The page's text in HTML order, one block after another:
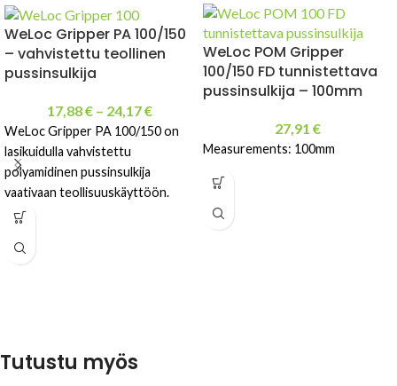
WeLoc Gripper PA 100/150
– vahvistettu teollinen
pussinsulkija
17,88€ – 24,17€
WeLoc Gripper PA 100/150 on
lasikuidulla vahvistettu
polyamidinen pussinsulkija
vaativaan teollisuuskäyttöön.
Kestävä, uudelleenkäytettävä ja
WeLoc POM Gripper
100/150 FD tunnistettava
pussinsulkija – 100mm
27,91 €
Measurements: 100mm
Tutustu myös